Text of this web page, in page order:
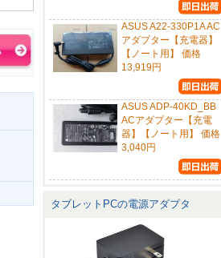
ASUS A22-330P1A AC
アダプター【充電器】
【ノート用】 価格
13,919円
ASUS ADP-40KD_BB
ACアダプター【充電
器】【ノート用】 価格
3,040円
タブレットPCの電源アダプタ